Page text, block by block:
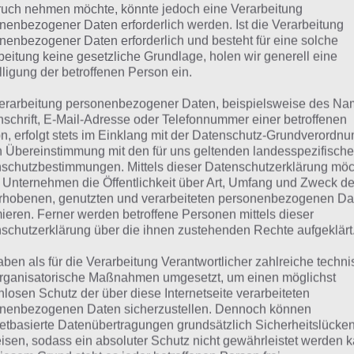
Schaue inunsere Komplettlösung
App! Dort kannst du mit der Suche
schnell die Antworten und
über 100 Level finden!
Reihenfolge der Level in 94% bei jedem Spieler
die 94% Lösung zum Sachverhalt “Schiffsarten”.
Lösung für
findest du alle richtigen Antworten zum
94%. Die Lösung ist dabei nach den Prozent-Werten
“Schiffsarten”:
nehmen möchte, könnte jedoch eine Verarbeitung
Daten erforderlich werden. Ist die Verarbeitung
Daten erforderlich und besteht für eine solche
keine gesetzliche Grundlage, holen wir generell eine
der betroffenen Person ein.
personenbezogener Daten, beispielsweise des
E-Mail-Adresse oder Telefonnummer einer betroffenen
erfolgt stets im Einklang mit der Datenschutz-
Übereinstimmung mit den für uns geltenden
Mittels dieser Datenschutzerklärung
Unternehmen die Öffentlichkeit über Art, Umfang und Zweck
genutzten und verarbeiteten personenbezogenen
Ferner werden betroffene Personen mittels dieser
über die ihnen zustehenden Rechte aufgeklärt.
als für die Verarbeitung Verantwortlicher zahlreiche
Maßnahmen umgesetzt, um einen möglichst
Schutz der über diese Internetseite verarbeiteten
Daten sicherzustellen. Dennoch können
Datenübertragungen grundsätzlich Sicherheitslücken
sodass ein absoluter Schutz nicht gewährleistet werden